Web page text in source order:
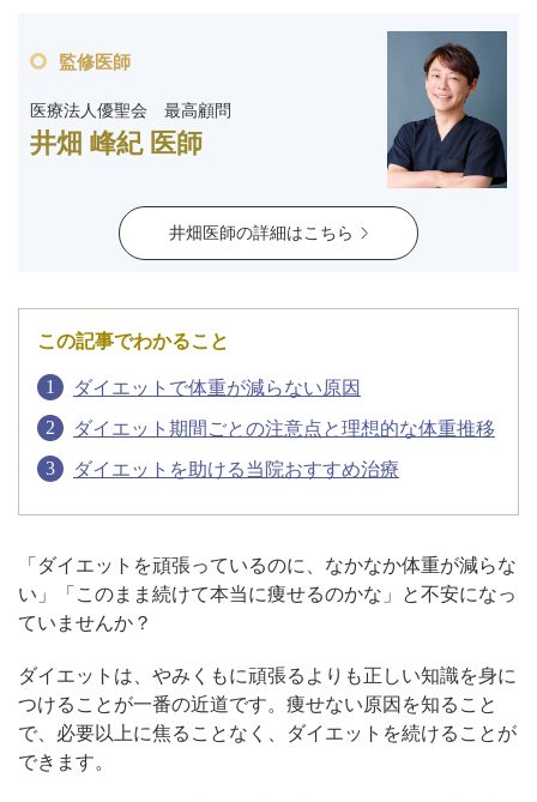
スケジュール
西梅田から徒歩2分
ついて
アフターケア オンライン診療
よくあるご質問
美容ブログ
オンラインショップ
LINE予約
監修医師
医療法人優聖会 最高顧問
井畑 峰紀 医師
井畑医師の詳細はこちら
この記事でわかること
ダイエットで体重が減らない原因
ダイエット期間ごとの注意点と理想的な体重推移
ダイエットを助ける当院おすすめ治療
「ダイエットを頑張っているのに、なかなか体重が減らな
い」「このまま続けて本当に痩せるのかな」と不安になっ
ていませんか？
ダイエットは、やみくもに頑張るよりも正しい知識を身に
つけることが一番の近道です。痩せない原因を知ること
で、必要以上に焦ることなく、ダイエットを続けることが
できます。